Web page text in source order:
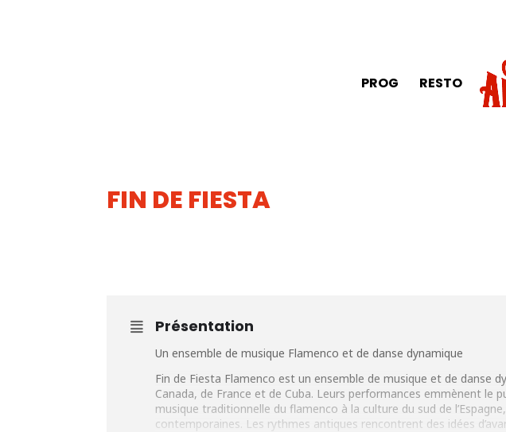
PROG RESTO
FIN DE FIESTA
Présentation
Un ensemble de musique Flamenco et de danse dynamique
Fin de Fiesta Flamenco est un ensemble de musique et de danse
Canada, de France et de Cuba. Leurs performances emmènent le
musique traditionnelle du flamenco à la culture du sud de
contemporaines. Les rythmes antiques rencontrent des idées